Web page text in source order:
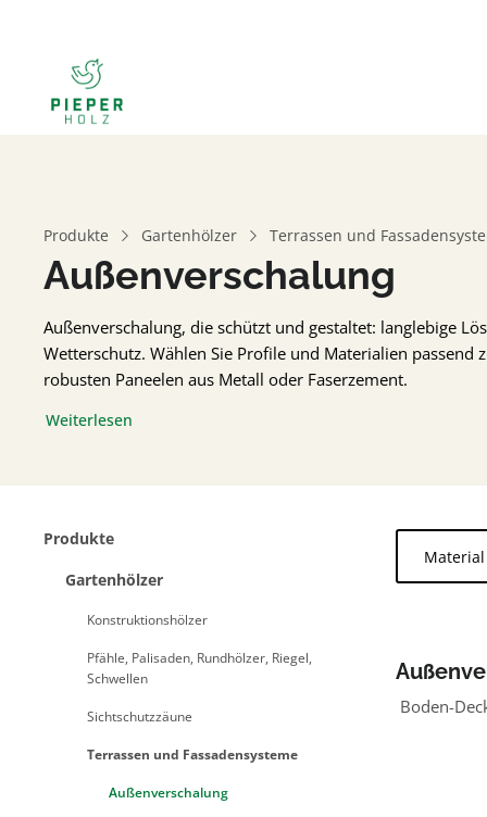
Produkte Gartenhölzer Terrassen und
Außenverschalung
Außenverschalung, die schützt und gestaltet: langlebige
Wetterschutz. Wählen Sie Profile und Materialien
robusten Paneelen aus Metall oder Faserzement.
Weiterlesen
Produkte
Gartenhölzer
Konstruktionshölzer
Pfähle, Palisaden, Rundhölzer, Riegel,
Schwellen
Sichtschutzzäune
Terrassen und Fassadensysteme
Außenverschalung
Material
Lärche/
Boden-